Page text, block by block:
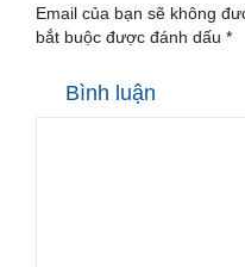
Email của bạn sẽ không
bắt buộc được đánh dấu *
Bình luận